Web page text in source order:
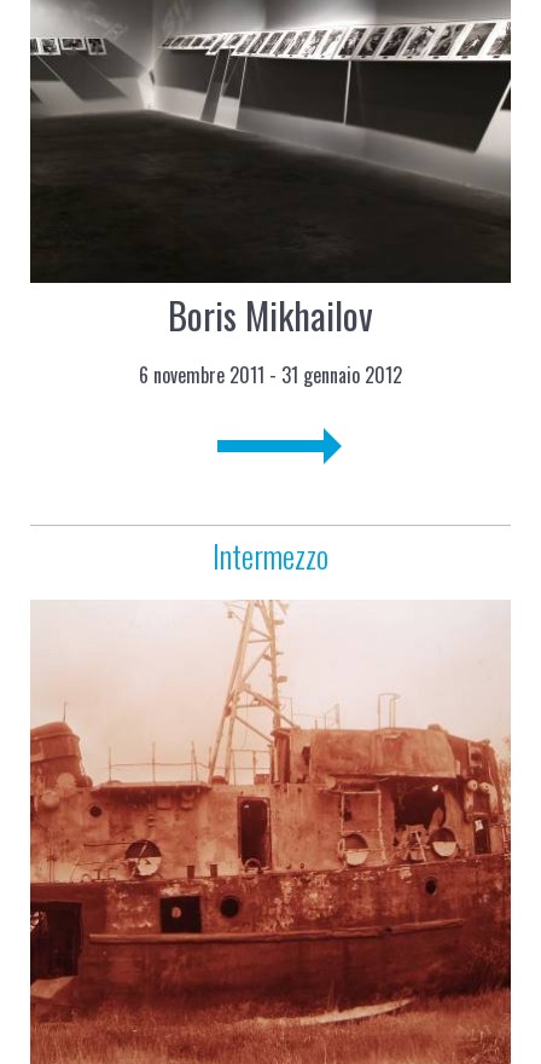
Boris Mikhailov
6 novembre 2011 - 31 gennaio 2012
Intermezzo